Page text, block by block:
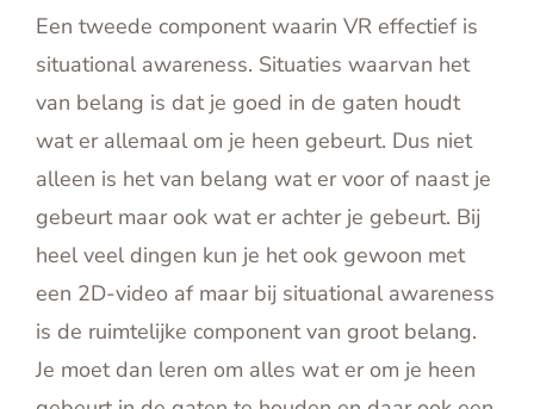
Een tweede component waarin VR effectief is
situational awareness. Situaties waarvan het
van belang is dat je goed in de gaten houdt
wat er allemaal om je heen gebeurt. Dus niet
alleen is het van belang wat er voor of naast je
gebeurt maar ook wat er achter je gebeurt. Bij
heel veel dingen kun je het ook gewoon met
een 2D-video af maar bij situational awareness
is de ruimtelijke component van groot belang.
Je moet dan leren om alles wat er om je heen